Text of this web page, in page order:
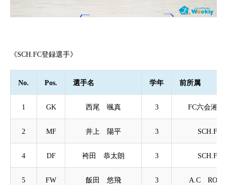
《SCH.FC登録選手》
No. Pos. 選手名 学年 前所属
1 GK 西尾 颯真 3 FC六会湘南
2 MF 井上 陽平 3 SCH.FC
4 DF 袴田 恭太朗 3 SCH.FC
5 FW 飯田 悠飛 3 A.C